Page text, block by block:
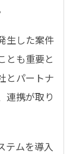
生した案件
とも重要と
とパートナ
連携が取り
テムを導入